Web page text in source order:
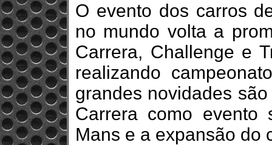
O evento dos carros
no mundo volta a
Carrera, Challenge e
realizando
grandes novidades
Carrera como
Mans e a expansão do